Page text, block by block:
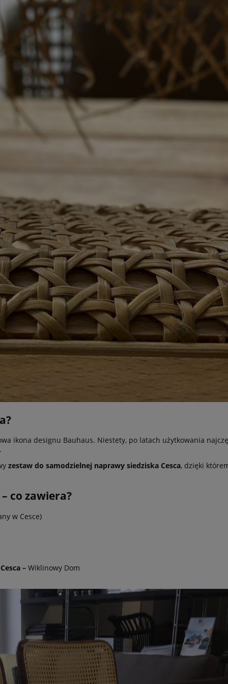
ikona designu Bauhaus. Niestety, po latach użytkowania
zestaw do samodzielnej naprawy siedziska Cesca, dzięki
co zawiera?
w Cesce)
– Wiklinowy Dom